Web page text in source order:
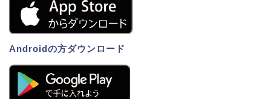
Androidの方ダウンロード